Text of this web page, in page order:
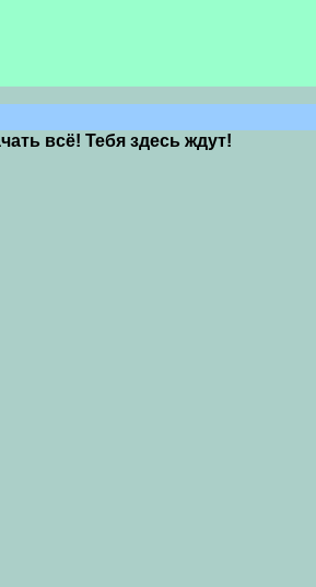
всё! Тебя здесь ждут!